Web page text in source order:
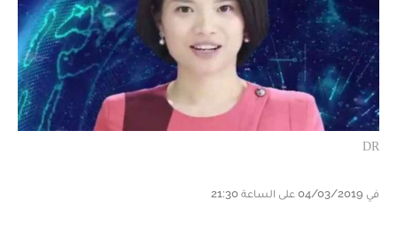
DR
في 04/03/2019 على الساعة 21:30